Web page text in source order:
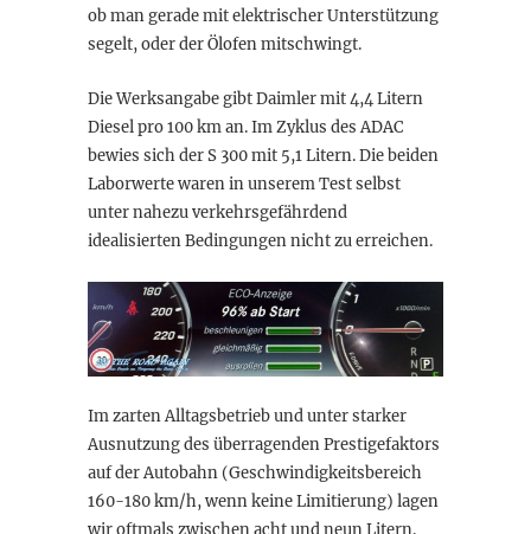
ob man gerade mit elektrischer Unterstützung
segelt, oder der Ölofen mitschwingt.
Die Werksangabe gibt Daimler mit 4,4 Litern
Diesel pro 100 km an. Im Zyklus des ADAC
bewies sich der S 300 mit 5,1 Litern. Die beiden
Laborwerte waren in unserem Test selbst
unter nahezu verkehrsgefährdend
idealisierten Bedingungen nicht zu erreichen.
Im zarten Alltagsbetrieb und unter starker
Ausnutzung des überragenden Prestigefaktors
auf der Autobahn (Geschwindigkeitsbereich
160-180 km/h, wenn keine Limitierung) lagen